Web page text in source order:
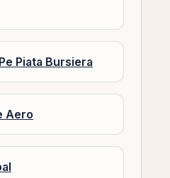
Piata Bursiera
Aero